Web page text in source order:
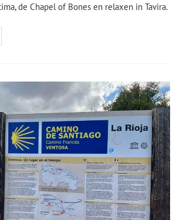
de Chapel of Bones en relaxen in Tavira.